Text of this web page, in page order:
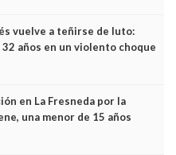
vuelve a teñirse de luto:
años en un violento choque
en La Fresneda por la
una menor de 15 años